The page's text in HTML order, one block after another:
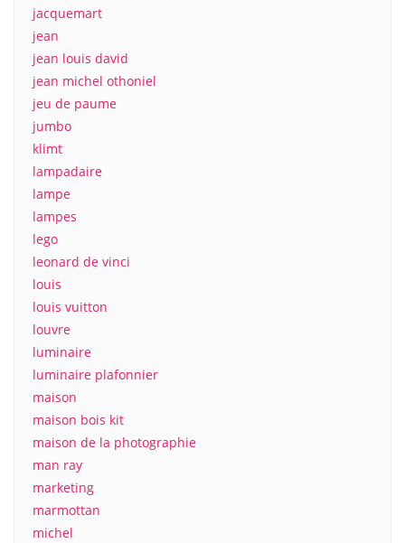
jacquemart
jean
jean louis david
jean michel othoniel
jeu de paume
jumbo
klimt
lampadaire
lampe
lampes
lego
leonard de vinci
louis
louis vuitton
louvre
luminaire
luminaire plafonnier
maison
maison bois kit
maison de la photographie
man ray
marketing
marmottan
michel